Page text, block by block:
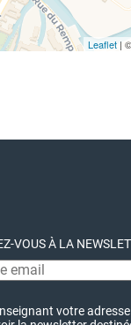
Leaflet | ©
VOUS À LA
votre